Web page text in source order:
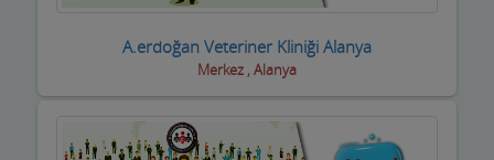
Marketler ve Tekel Bayiler
Matbaalar
Medikal Tıbbi Malzemeler
Mermerciler
A.erdoğan Veteriner Kliniği Alanya
Merkez , Alanya